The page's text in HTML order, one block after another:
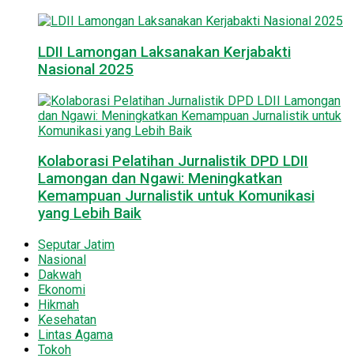
LDII Lamongan Laksanakan Kerjabakti
Nasional 2025
Kolaborasi Pelatihan Jurnalistik DPD LDII
Lamongan dan Ngawi: Meningkatkan
Kemampuan Jurnalistik untuk Komunikasi
yang Lebih Baik
Seputar Jatim
Nasional
Dakwah
Ekonomi
Hikmah
Kesehatan
Lintas Agama
Tokoh